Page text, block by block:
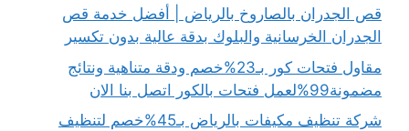
قص الجدران بالصاروخ بالرياض | أفضل خدمة قص
الجدران الخرسانية والبلوك بدقة عالية بدون تكسير
مقاول فتحات كور بـ23%خصم ودقة متناهية ونتائج
مضمونة99%لعمل فتحات بالكور اتصل بنا الان
شركة تنظيف مكيفات بالرياض بـ45%خصم لتنظيف